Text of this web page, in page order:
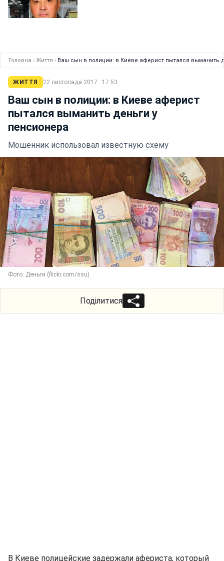
Головна › Життя › Ваш сын в полиции: в Киеве аферист пытался выманить
ЖИТТЯ 22 листопада 2017 · 17:53
Ваш сын в полиции: в Киеве аферист
пытался выманить деньги у
пенсионера
Мошенник использовал известную схему
Фото: Деньги (flickr.com/ssu)
Поділитися
В Киеве полицейские задержали афериста, который